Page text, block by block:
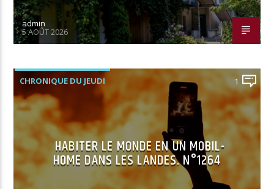
admin
5 AOÛT 2026
CHRONIQUE DU JEUDI 1
HABITER LE MONDE EN UN MOBIL-
HOME DANS LES LANDES. N°1264